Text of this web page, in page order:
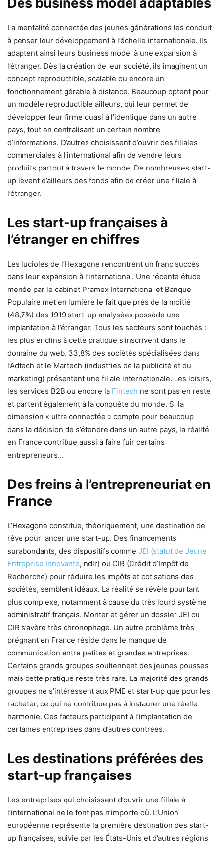
La mentalité connectée des jeunes générations les conduit
à penser leur développement à l’échelle internationale. Ils
adaptent ainsi leurs business model à une expansion à
l’étranger. Dès la création de leur société, ils imaginent un
concept reproductible, scalable ou encore un
fonctionnement gérable à distance. Beaucoup optent pour
un modèle reproductible ailleurs, qui leur permet de
développer leur firme quasi à l’identique dans un autre
pays, tout en centralisant un certain nombre
d’informations. D’autres choisissent d’ouvrir des filiales
commerciales à l’international afin de vendre leurs
produits partout à travers le monde. De nombreuses start-
up lèvent d’ailleurs des fonds afin de créer une filiale à
l’étranger.
Les start-up françaises à
l’étranger en chiffres
Les lucioles de l’Hexagone rencontrent un franc succès
dans leur expansion à l’international. Une récente étude
menée par le cabinet Pramex International et Banque
Populaire met en lumière le fait que près de la moitié
(48,7%) des 1919 start-up analysées possède une
implantation à l’étranger. Tous les secteurs sont touchés :
les plus enclins à cette pratique s’inscrivent dans le
domaine du web. 33,8% des sociétés spécialisées dans
l’Adtech et le Martech (industries de la publicité et du
marketing) présentent une filiale internationale. Les loisirs,
les services B2B ou encore la Fintech ne sont pas en reste
et partent également à la conquête du monde. Si la
dimension « ultra connectée » compte pour beaucoup
dans la décision de s’étendre dans un autre pays, la réalité
en France contribue aussi à faire fuir certains
entrepreneurs…
Des freins à l’entrepreneuriat en
France
L’Hexagone constitue, théoriquement, une destination de
rêve pour lancer une start-up. Des financements
surabondants, des dispositifs comme JEI (statut de Jeune
Entreprise Innovante, ndlr) ou CIR (Crédit d’Impôt de
Recherche) pour réduire les impôts et cotisations des
sociétés, semblent idéaux. La réalité se révèle pourtant
plus complexe, notamment à cause du très lourd système
administratif français. Monter et gérer un dossier JEI ou
CIR s’avère très chronophage. Un autre problème très
prégnant en France réside dans le manque de
communication entre petites et grandes entreprises.
Certains grands groupes soutiennent des jeunes pousses
mais cette pratique reste très rare. La majorité des grands
groupes ne s’intéressent aux PME et start-up que pour les
racheter, ce qui ne contribue pas à instaurer une réelle
harmonie. Ces facteurs participent à l’implantation de
certaines entreprises dans d’autres contrées.
Les destinations préférées des
start-up françaises
Les entreprises qui choisissent d’ouvrir une filiale à
l’international ne le font pas n’importe où. L’Union
européenne représente la première destination des start-
up françaises, suivie par les États-Unis et d’autres régions